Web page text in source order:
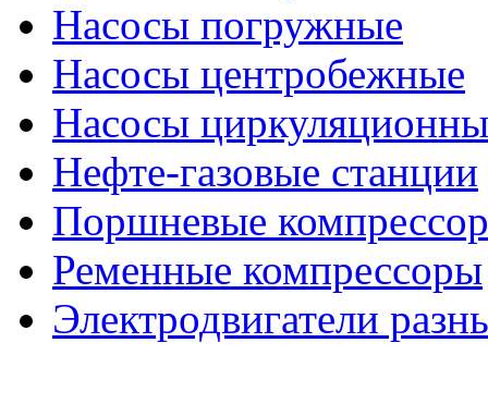
Насосы погружные
Насосы центробежные
Насосы
Нефте-газовые станции
Поршневые
Ременные компрессоры
Электродвигатели